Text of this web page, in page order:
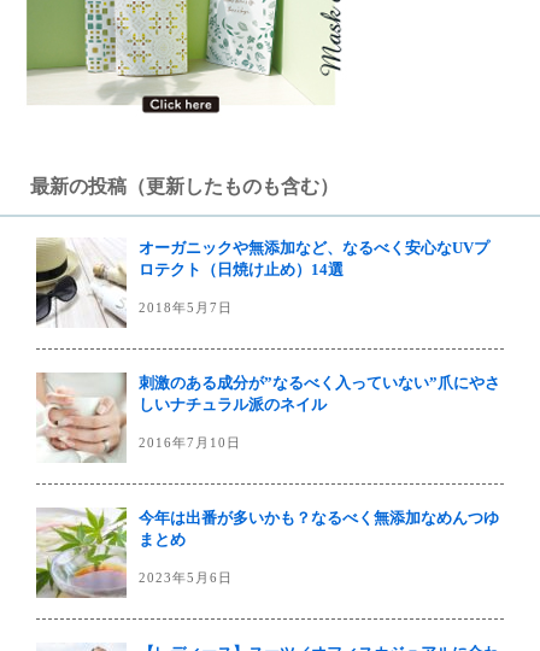
最新の投稿（更新したものも含む）
オーガニックや無添加など、なるべく安心なUVプ
ロテクト（日焼け止め）14選
2018年5月7日
刺激のある成分が”なるべく入っていない”爪にやさ
しいナチュラル派のネイル
2016年7月10日
今年は出番が多いかも？なるべく無添加なめんつゆ
まとめ
2023年5月6日